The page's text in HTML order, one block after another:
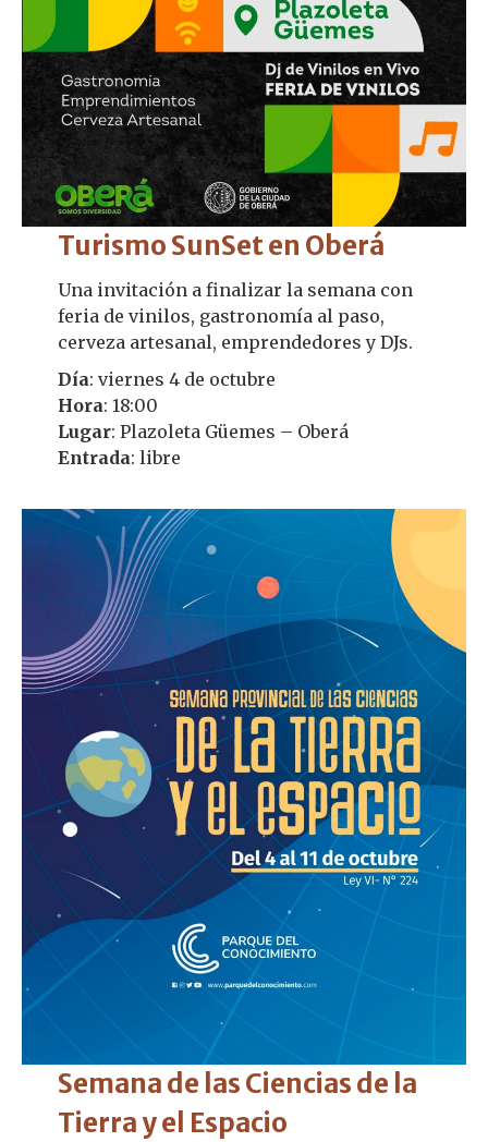
Turismo SunSet en Oberá
Una invitación a finalizar la semana con
feria de vinilos, gastronomía al paso,
cerveza artesanal, emprendedores y DJs.
Día: viernes 4 de octubre
Hora: 18:00
Lugar: Plazoleta Güemes – Oberá
Entrada: libre
Semana de las Ciencias de la
Tierra y el Espacio